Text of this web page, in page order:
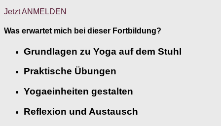
Jetzt ANMELDEN
Was erwartet mich bei dieser Fortbildung?
Grundlagen zu Yoga auf dem Stuhl
Praktische Übungen
Yogaeinheiten gestalten
Reflexion und Austausch